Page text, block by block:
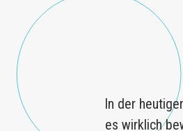
Marketing Mix Modelling
TV-Attribution
Presse
In der
es wirklich